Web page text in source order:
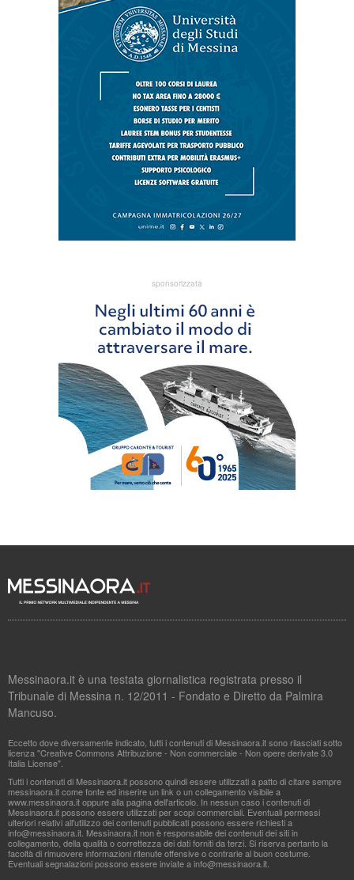
sponsorizzata
Messinaora.it è una testata giornalistica registrata presso il
Tribunale di Messina n. 12/2011 - Fondato e Diretto da Palmira
Mancuso.
Eccetto dove diversamente indicato, tutti i contenuti di Messinaora.it sono rilasciati sotto
licenza "Creative Commons Attribuzione - Non commerciale - Non opere derivate 3.0
Italia License".
Tutti i contenuti di Messinaora.it possono quindi essere utilizzati a patto di citare sempre
messinaora.it come fonte ed inserire un link o un collegamento visibile a
www.messinaora.it oppure alla pagina dell'articolo. In nessun caso i contenuti di
Messinaora.it possono essere utilizzati per scopi commerciali. Eventuali permessi
ulteriori relativi all'utilizzo dei contenuti pubblicati possono essere richiesti a
info@messinaora.it . Messinaora.it non è responsabile dei contenuti dei siti in
collegamento, della qualità o correttezza dei dati forniti da terzi. Si riserva pertanto la
facoltà di rimuovere informazioni ritenute offensive o contrarie al buon costume.
Eventuali segnalazioni possono essere inviate ainfo@messinaora.it